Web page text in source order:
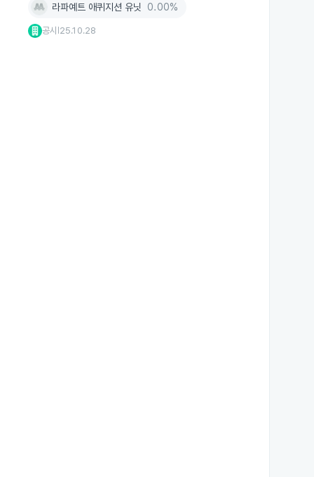
라파예트 애퀴지션 유닛 0.00%
공시 25.10.28